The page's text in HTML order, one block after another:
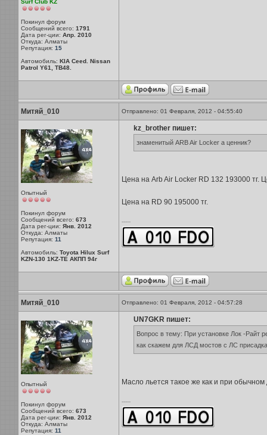
Surf Club KZ
Покинул форум
Сообщений всего: 1791
Дата рег-ции: Апр. 2010
Откуда: Алматы
Репутация: 15
Автомобиль: KIA Ceed. Nissan
Patrol Y61, TB48.
Митяй_010 Отправлено: 01 Февраля, 2012 - 04:55:40
Опытный
Покинул форум
Сообщений всего: 673
Дата рег-ции: Янв. 2012
Откуда: Алматы
Репутация: 11
Автомобиль: Toyota Hilux Surf
KZN-130 1KZ-TE АКПП 94г
kz_brother пишет:
знаменитый ARB Air Locker а ценник?
Цена на Arb Air Locker RD 132 193000 тг.
Цена на RD 90 195000 тг.
-----
Митяй_010 Отправлено: 01 Февраля, 2012 - 04:57:28
Опытный
Покинул форум
Сообщений всего: 673
Дата рег-ции: Янв. 2012
Откуда: Алматы
Репутация: 11
UN7GKR пишет:
Вопрос в тему: При установке Лок -Райт
как скажем для ЛСД мостов с ЛС
Масло льется такое же как и при
-----